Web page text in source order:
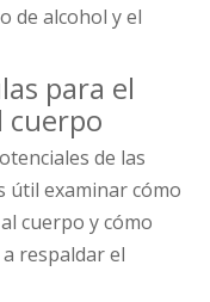
de alcohol y el
para el
cuerpo
de las
útil examinar cómo
cuerpo y cómo
respaldar el